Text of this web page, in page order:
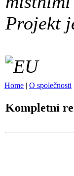
Projekt
Home | O společnosti
Kompletní